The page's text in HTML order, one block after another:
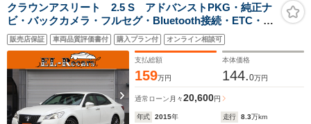
クラウンアスリート 2.5 S アドバンストPKG・純正ナ
ビ・バックカメラ・フルセグ・Bluetooth接続・ETC・追
従クルコン・前後ソナー・プリクラ・電動シート・スマ
ートキー・プッシュスタート・純正OPスパッタリング
18AW・HIDヘッドライト
販売店保証 車両品質評価書付 購入プラン付 オンライン相談可
支払総額
159万円
本体価格
144.0万円
通常ローン 月々20,600円
年式 2015年 走行 8.3万km